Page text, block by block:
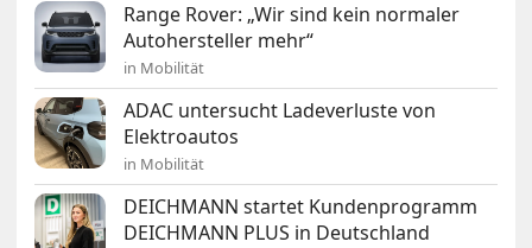
Range Rover: „Wir sind kein normaler
Autohersteller mehr“
in Mobilität
ADAC untersucht Ladeverluste von
Elektroautos
in Mobilität
DEICHMANN startet Kundenprogramm
DEICHMANN PLUS in Deutschland